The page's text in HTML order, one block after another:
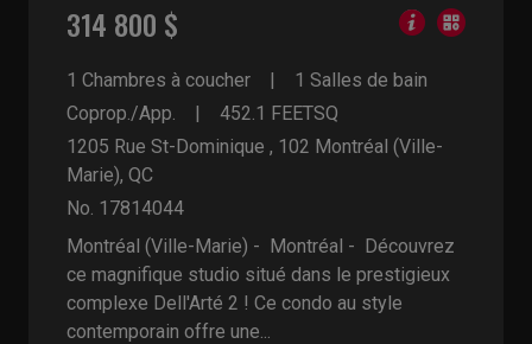
314 800 $
1 Chambres à coucher
1 Salles de bain
Coprop./App.
452.1 FEETSQ
1205 Rue St-Dominique , 102 Montréal (Ville-
Marie), QC
No. 17814044
Montréal (Ville-Marie) - Montréal - Découvrez
ce magnifique studio situé dans le prestigieux
complexe Dell'Arté 2 ! Ce condo au style
contemporain offre une...